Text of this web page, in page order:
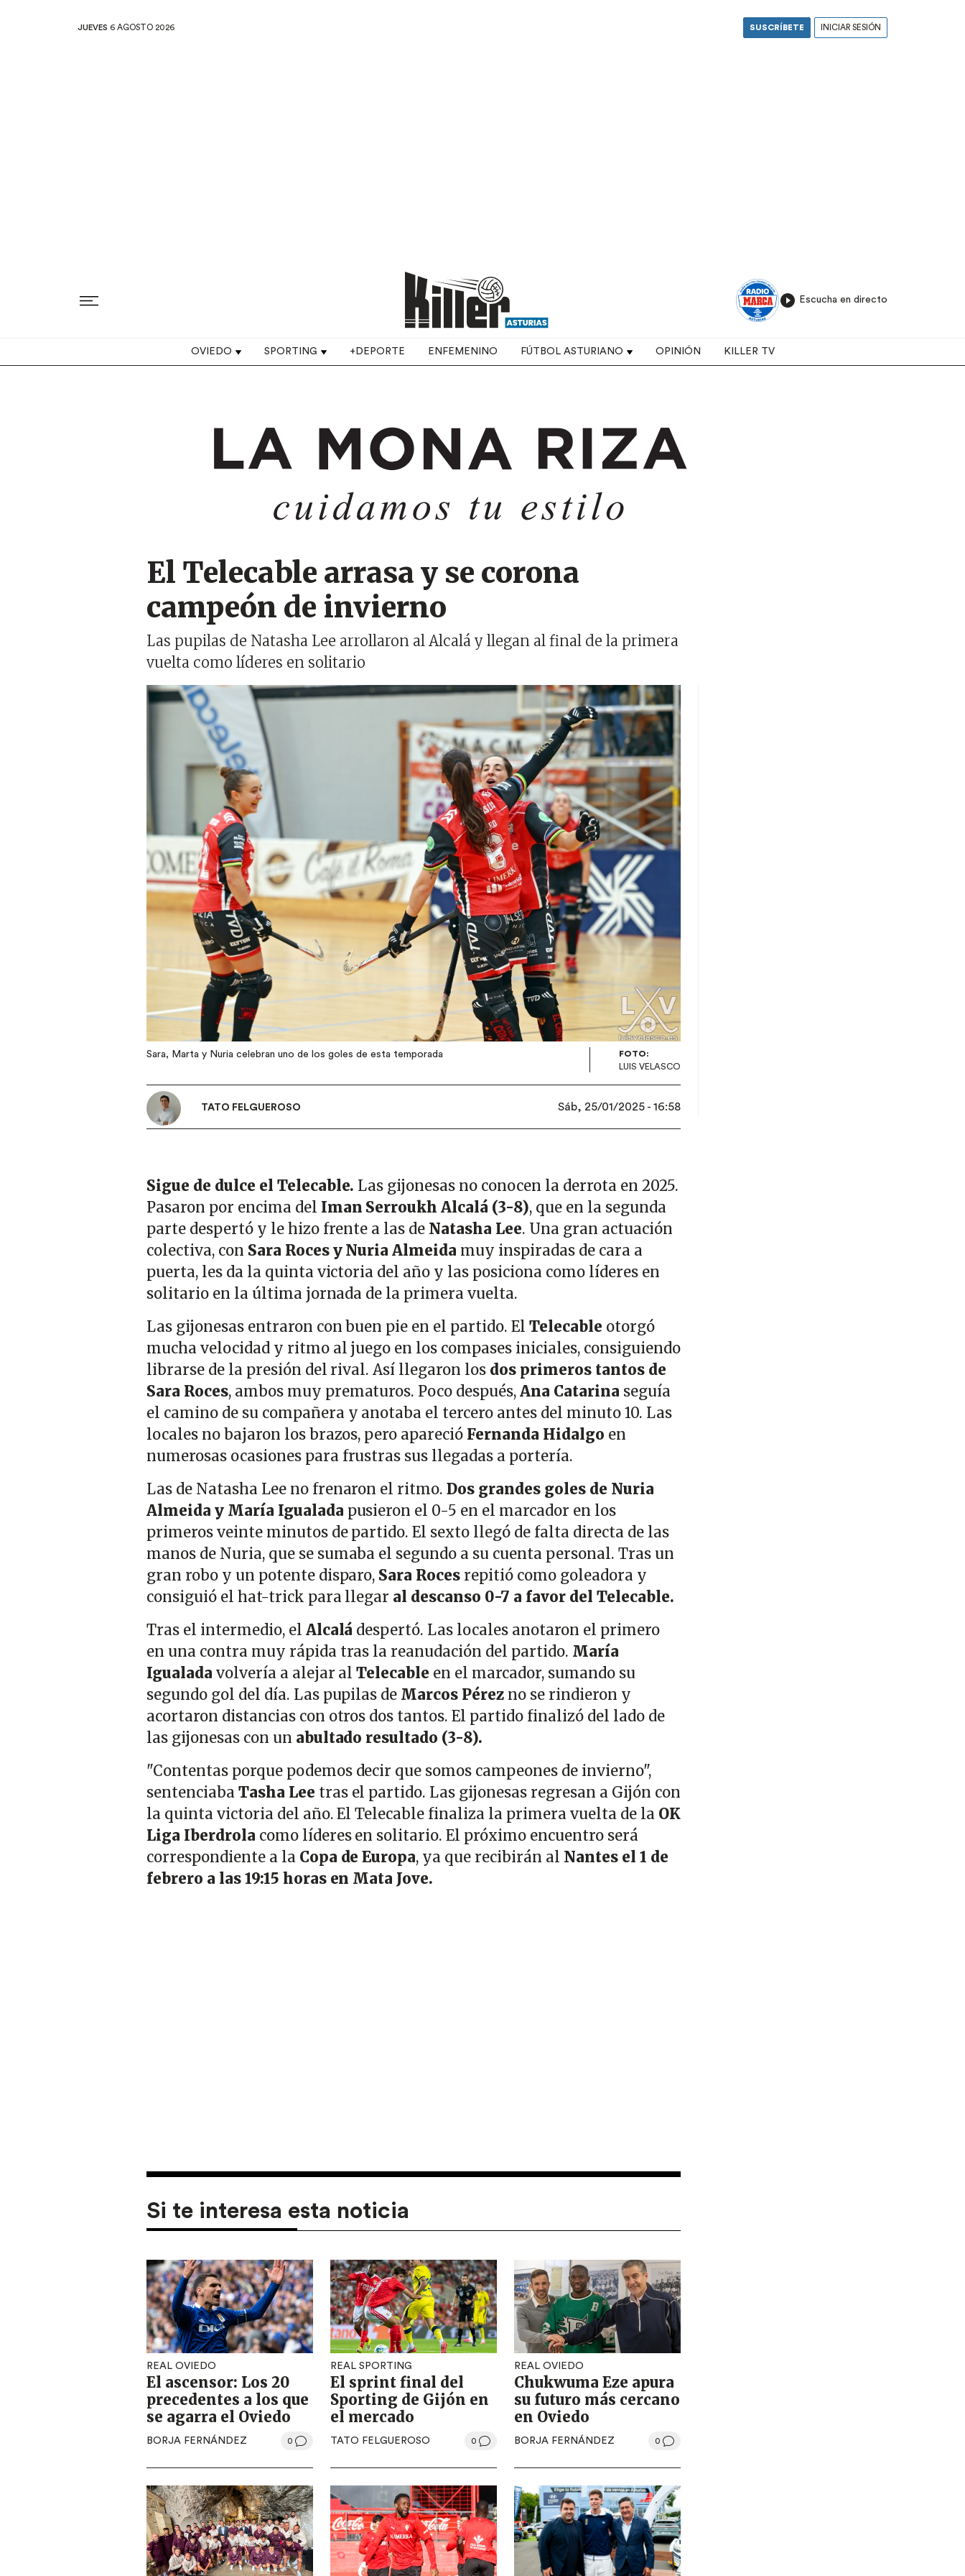
JUEVES 6 AGOSTO 2026 SUSCRÍBETE INICIAR SESIÓN
Escucha en directo
Top navigation
OVIEDO SPORTING +DEPORTE ENFEMENINO FÚTBOL ASTURIANO OPINIÓN KILLER TV
El Telecable arrasa y se corona
campeón de invierno
Las pupilas de Natasha Lee arrollaron al Alcalá y llegan al final de la primera
vuelta como líderes en solitario
Imagen
Sara, Marta y Nuria celebran uno de los goles de esta temporada
FOTO:
LUIS VELASCO
TATO FELGUEROSO Sáb, 25/01/2025 - 16:58
Sigue de dulce el Telecable. Las gijonesas no conocen la derrota en 2025.
Pasaron por encima del Iman Serroukh Alcalá (3-8), que en la segunda
parte despertó y le hizo frente a las de Natasha Lee. Una gran actuación
colectiva, con Sara Roces y Nuria Almeida muy inspiradas de cara a
puerta, les da la quinta victoria del año y las posiciona como líderes en
solitario en la última jornada de la primera vuelta.
Las gijonesas entraron con buen pie en el partido. El Telecable otorgó
mucha velocidad y ritmo al juego en los compases iniciales, consiguiendo
librarse de la presión del rival. Así llegaron los dos primeros tantos de
Sara Roces, ambos muy prematuros. Poco después,Ana Catarina seguía
el camino de su compañera y anotaba el tercero antes del minuto 10. Las
locales no bajaron los brazos, pero apareció Fernanda Hidalgo en
numerosas ocasiones para frustras sus llegadas a portería.
Las de Natasha Lee no frenaron el ritmo.Dos grandes goles de Nuria
Almeida y María Igualada pusieron el 0-5 en el marcador en los
primeros veinte minutos de partido. El sexto llegó de falta directa de las
manos de Nuria, que se sumaba el segundo a su cuenta personal. Tras un
gran robo y un potente disparo, Sara Roces repitió como goleadora y
consiguió el hat-trick para llegar al descanso 0-7 a favor del Telecable.
Tras el intermedio, el Alcalá despertó. Las locales anotaron el primero
en una contra muy rápida tras la reanudación del partido. María
Igualada volvería a alejar alTelecable en el marcador, sumando su
segundo gol del día. Las pupilas de Marcos Pérez no se rindieron y
acortaron distancias con otros dos tantos. El partido finalizó del lado de
las gijonesas con un abultado resultado (3-8).
"Contentas porque podemos decir que somos campeones de invierno",
sentenciabaTasha Lee tras el partido. Las gijonesas regresan a Gijón con
la quinta victoria del año. El Telecable finaliza la primera vuelta de la OK
Liga Iberdrola como líderes en solitario. El próximo encuentro será
correspondiente a la Copa de Europa, ya que recibirán al Nantes el 1 de
febrero a las 19:15 horas en Mata Jove.
Si te interesa esta noticia
REAL OVIEDO
El ascensor: Los 20
precedentes a los que
se agarra el Oviedo
BORJA FERNÁNDEZ 0
REAL SPORTING
El sprint final del
Sporting de Gijón en
el mercado
TATO FELGUEROSO 0
REAL OVIEDO
Chukwuma Eze apura
su futuro más cercano
en Oviedo
BORJA FERNÁNDEZ 0